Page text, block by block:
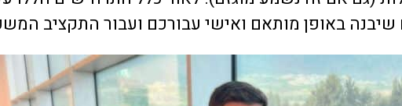
שיבנה באופן מותאם ואישי עבורכם ועבור התקציב